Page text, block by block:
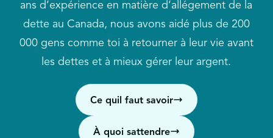
Pendant combien de temps vais-je suivre ma
solution de désendettement ?
Vous manquez des paiements
Vous ne savez pas au juste combien vous devez
Vous comptez souvent sur la protection contre
les découverts de votre compte bancaire
Vous vous sentez stressé ou inquiet au sujet de
vos dettes
ans d’expérience en matière d’allégement de la
dette au Canada, nous avons aidé plus de 200
000 gens comme toi à retourner à leur vie avant
les dettes et à mieux gérer leur argent.
Ce quil faut savoir
À quoi sattendre